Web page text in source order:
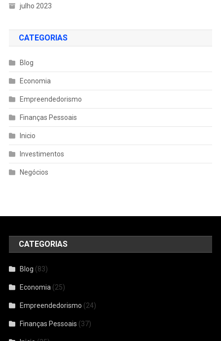
julho 2023
CATEGORIAS
Blog
Economia
Empreendedorismo
Finanças Pessoais
Inicio
Investimentos
Negócios
CATEGORIAS
Blog (83)
Economia (25)
Empreendedorismo (24)
Finanças Pessoais (37)